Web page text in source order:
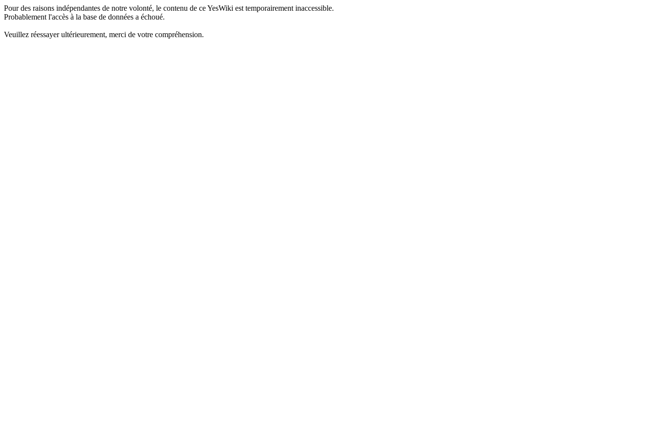
Pour des raisons indépendantes de notre volonté, le contenu de ce YesWiki est temporairement inaccessible.
Probablement l'accès à la base de données a échoué.
Veuillez réessayer ultérieurement, merci de votre compréhension.